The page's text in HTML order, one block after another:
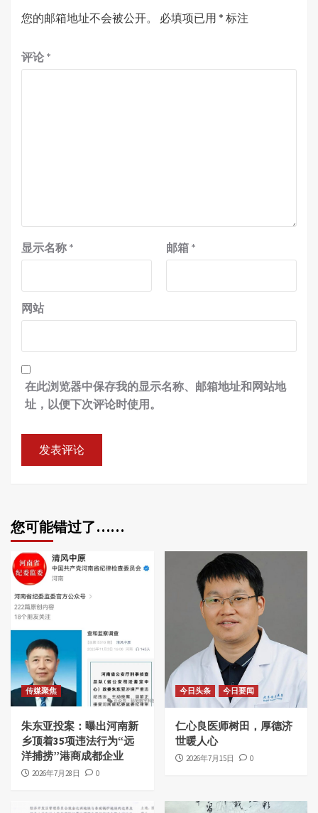
您的邮箱地址不会被公开。 必填项已用 * 标注
评论 *
显示名称 * 邮箱 *
网站
在此浏览器中保存我的显示名称、邮箱地址和网站地
址，以便下次评论时使用。
您可能错过了……
传媒聚焦
朱东亚投案：曝出河南新
乡顶着35项违法行为“远
洋捕捞”港商成都企业
2026年7月28日 0
今日头条 今日要闻
仁心良医师树田，厚德济
世暖人心
2026年7月15日 0